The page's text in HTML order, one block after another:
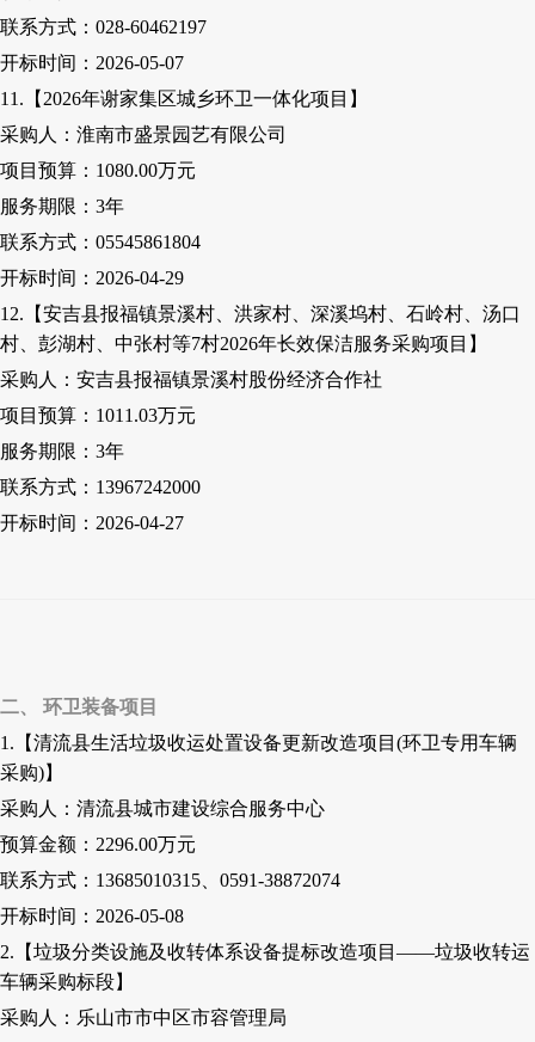
联系方式： 028-60462197
开标时间： 2026-05-07
11.【2026年谢家集区城乡环卫一体化项目】
采购人
：淮南市盛景园艺有限公司
项目预算： 1080.00万元
服务期限： 3年
联系方式： 05545861804
开标时间： 2026-04-29
12.【安吉县报福镇景溪村、洪家村、深溪坞村、石岭村、汤口
村、彭湖村、中张村等7村2026年长效保洁服务采购项目】
采购人
：安吉县报福镇景溪村股份经济合作社
项目预算： 1011.03万元
服务期限： 3年
联系方式： 13967242000
开标时间： 2026-04-27
二、 环卫装备项目
1.【清流县生活垃圾收运处置设备更新改造项目(环卫专用车辆
采购)】
采购人：清流县城市建设综合服务中心
预算金额： 2296.00万元
联系方式： 13685010315、0591-38872074
开标时间： 2026-05-08
2.【垃圾分类设施及收转体系设备提标改造项目——垃圾收转运
车辆采购标段】
采购人：乐山市市中区市容管理局